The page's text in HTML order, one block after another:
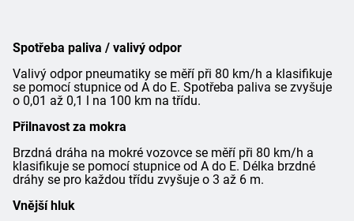
Spotřeba paliva / valivý odpor
Valivý odpor pneumatiky se měří při 80 km/h a klasifikuje
se pomocí stupnice od A do E. Spotřeba paliva se zvyšuje
o 0,01 až 0,1 l na 100 km na třídu.
Přilnavost za mokra
Brzdná dráha na mokré vozovce se měří při 80 km/h a
klasifikuje se pomocí stupnice od A do E. Délka brzdné
dráhy se pro každou třídu zvyšuje o 3 až 6 m.
Vnější hluk